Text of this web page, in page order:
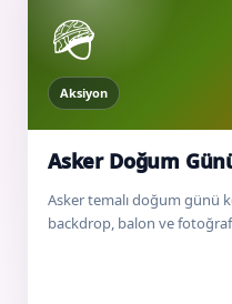
🪖
Aksiyon
Asker Doğum
Asker temalı doğum günü
backdrop, balon ve fotoğraf